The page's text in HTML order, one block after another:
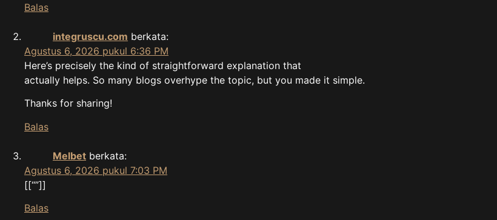
Balas
integruscu.com berkata:
Agustus 6, 2026 pukul 6:36 PM
Here’s precisely the kind of straightforward explanation that
actually helps. So many blogs overhype the topic, but you made it simple.
Thanks for sharing!
Balas
Melbet berkata:
Agustus 6, 2026 pukul 7:03 PM
[[“”]]
Balas